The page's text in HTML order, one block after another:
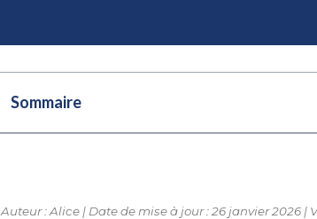
Sommaire
Auteur : Alice | Date de mise à jour : 26 janvier 2026 |